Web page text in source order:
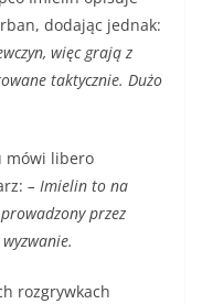
dodając jednak:
więc grają z
taktycznie. Dużo
mówi libero
– Imielin to na
przez
rozgrywkach